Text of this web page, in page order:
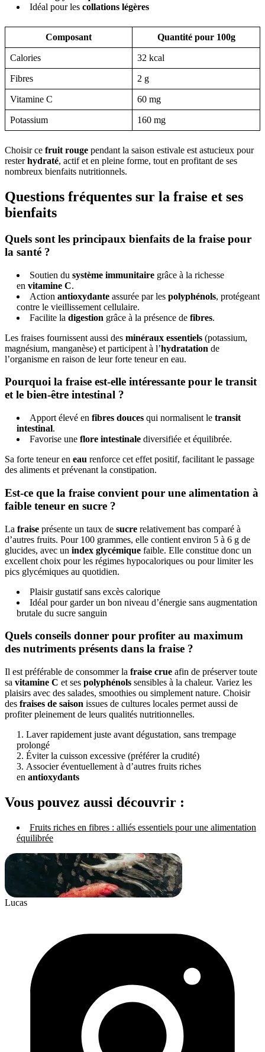
Idéal pour les collations légères
Composant Quantité pour 100g
Calories 32 kcal
Fibres 2 g
Vitamine C 60 mg
Potassium 160 mg
Choisir ce fruit rouge pendant la saison estivale est astucieux pour
resterhydraté, actif et en pleine forme, tout en profitant de ses
nombreux bienfaits nutritionnels.
Questions fréquentes sur la fraise et ses
bienfaits
Quels sont les principaux bienfaits de la fraise pour
la santé ?
Soutien du système immunitaire grâce à la richesse
en vitamine C.
Action antioxydante assurée par les polyphénols, protégeant
contre le vieillissement cellulaire.
Facilite la digestion grâce à la présence de fibres.
Les fraises fournissent aussi des minéraux essentiels (potassium,
magnésium, manganèse) et participent à l’hydratation de
l’organisme en raison de leur forte teneur en eau.
Pourquoi la fraise est-elle intéressante pour le transit
et le bien-être intestinal ?
Apport élevé en fibres douces qui normalisent le transit
intestinal.
Favorise une flore intestinale diversifiée et équilibrée.
Sa forte teneur en eau renforce cet effet positif, facilitant le passage
des aliments et prévenant la constipation.
Est-ce que la fraise convient pour une alimentation à
faible teneur en sucre ?
La fraise présente un taux de sucre relativement bas comparé à
d’autres fruits. Pour 100 grammes, elle contient environ 5 à 6 g de
glucides, avec un index glycémique faible. Elle constitue donc un
excellent choix pour les régimes hypocaloriques ou pour limiter les
pics glycémiques au quotidien.
Plaisir gustatif sans excès calorique
Idéal pour garder un bon niveau d’énergie sans augmentation
brutale du sucre sanguin
Quels conseils donner pour profiter au maximum
des nutriments présents dans la fraise ?
Il est préférable de consommer la fraise crue afin de préserver toute
sa vitamine C et ses polyphénols sensibles à la chaleur. Variez les
plaisirs avec des salades, smoothies ou simplement nature. Choisir
des fraises de saison issues de cultures locales permet aussi de
profiter pleinement de leurs qualités nutritionnelles.
Laver rapidement juste avant dégustation, sans trempage
prolongé
Éviter la cuisson excessive (préférer la crudité)
Associer éventuellement à d’autres fruits riches
en antioxydants
Vous pouvez aussi découvrir :
Fruits riches en fibres : alliés essentiels pour une alimentation
équilibrée
Lucas